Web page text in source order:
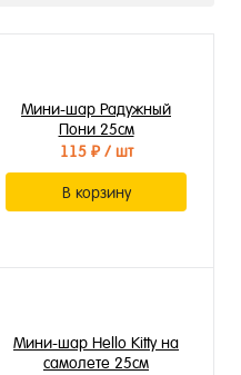
Мини-шар Радужный
Пони 25см
115 ₽/ шт
В корзину
Мини-шар Hello Kitty на
самолете 25см